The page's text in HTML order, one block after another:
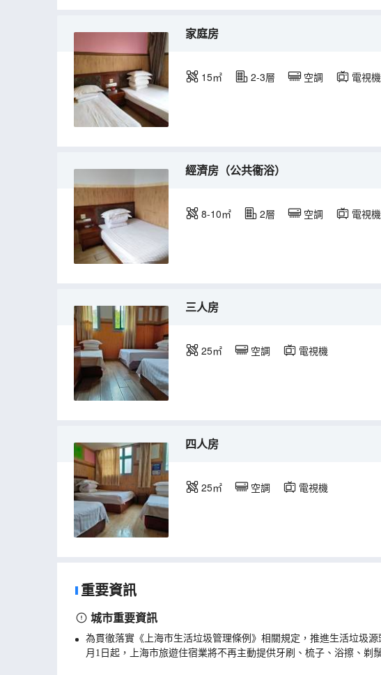
家庭房
15㎡ 2-3層 空調 電視機
經濟房（公共衞浴）
8-10㎡ 2層 空調 電視機
三人房
25㎡ 空調 電視機
四人房
25㎡ 空調 電視機
重要資訊
城市重要資訊
為貫徹落實《上海市生活垃圾管理條例》相關規定，推進生活垃圾
月1日起，上海市旅遊住宿業將不再主動提供牙刷、梳子、浴擦、剃